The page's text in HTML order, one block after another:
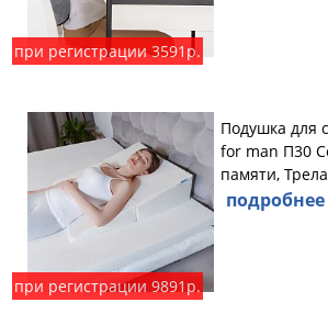
при регистрации 3591р.
при регистрации 9891р.
Подушка для
for man П30
памяти,
подробнее